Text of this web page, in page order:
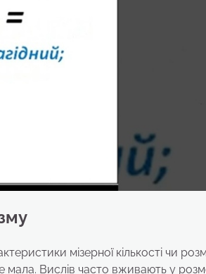
мізерної кількості чи
Вислів часто вживають у